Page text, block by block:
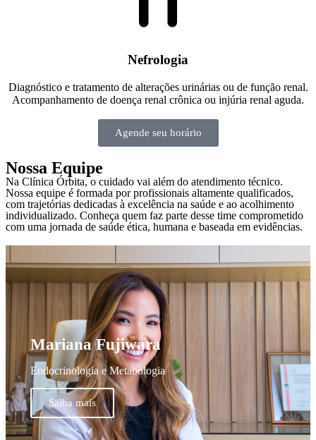
Nefrologia
Diagnóstico e tratamento de alterações urinárias ou de função renal.
Acompanhamento de doença renal crônica ou injúria renal aguda.
Agende seu horário
Nossa Equipe
Na Clínica Órbita, o cuidado vai além do atendimento técnico.
Nossa equipe é formada por profissionais altamente qualificados,
com trajetórias dedicadas à excelência na saúde e ao acolhimento
individualizado. Conheça quem faz parte desse time comprometido
com uma jornada de saúde ética, humana e baseada em evidências.
Mariana Fujiwara
Endocrinologia e Metabologia
Saiba mais